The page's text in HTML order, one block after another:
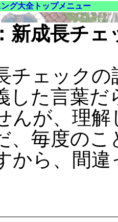
グ大全トップメニュー
新成長チ
チェック
した言葉
んが、理
、毎度の
から、間